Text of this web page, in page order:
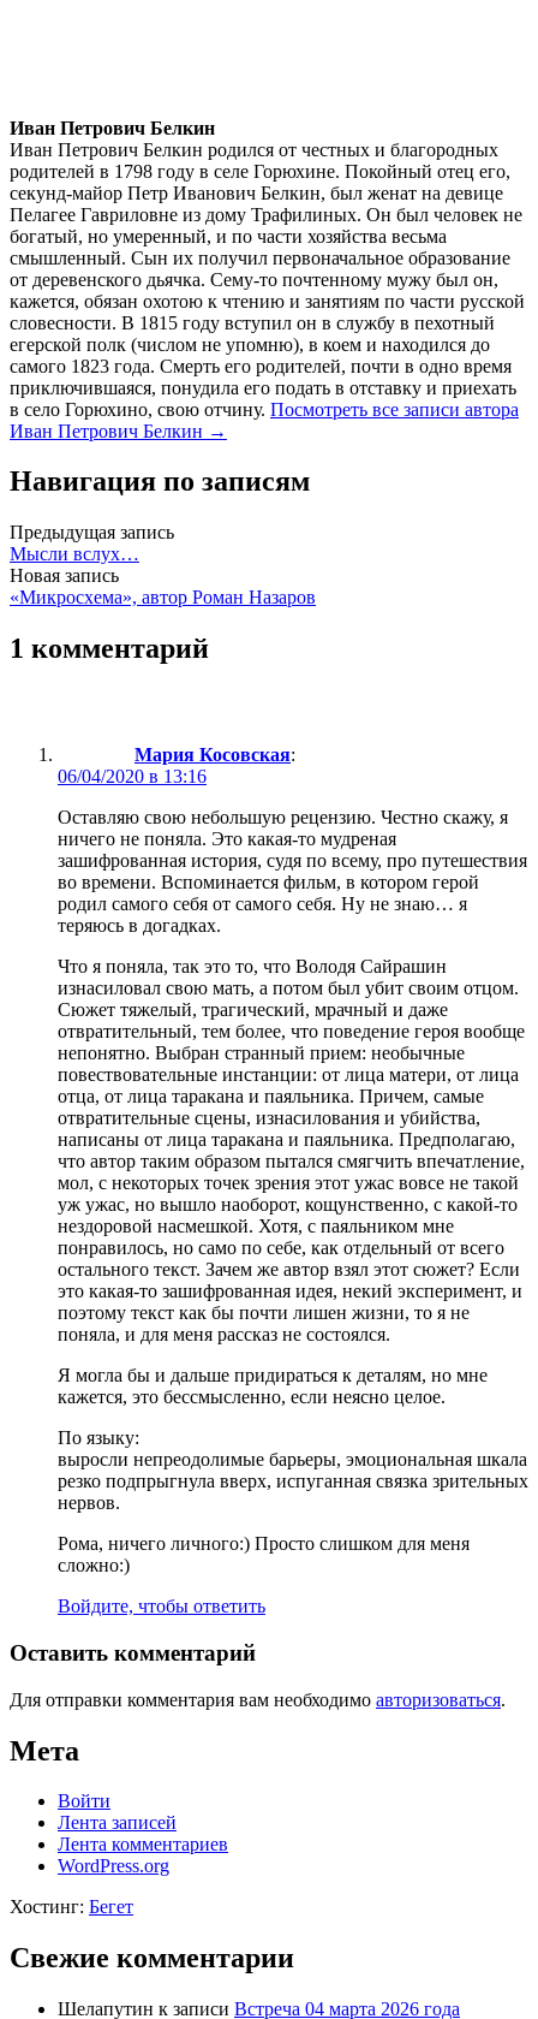
Иван Петрович Белкин
Иван Петрович Белкин родился от честных и благородных
родителей в 1798 году в селе Горюхине. Покойный отец его,
секунд-майор Петр Иванович Белкин, был женат на девице
Пелагее Гавриловне из дому Трафилиных. Он был человек не
богатый, но умеренный, и по части хозяйства весьма
смышленный. Сын их получил первоначальное образование
от деревенского дьячка. Сему-то почтенному мужу был он,
кажется, обязан охотою к чтению и занятиям по части русской
словесности. В 1815 году вступил он в службу в пехотный
егерской полк (числом не упомню), в коем и находился до
самого 1823 года. Смерть его родителей, почти в одно время
приключившаяся, понудила его подать в отставку и приехать
в село Горюхино, свою отчину. Посмотреть все записи автора
Иван Петрович Белкин →
Навигация по записям
Предыдущая запись
Мысли вслух…
Новая запись
«Микросхема», автор Роман Назаров
1 комментарий
Мария Косовская:
06/04/2020 в 13:16
Оставляю свою небольшую рецензию. Честно скажу, я
ничего не поняла. Это какая-то мудреная
зашифрованная история, судя по всему, про путешествия
во времени. Вспоминается фильм, в котором герой
родил самого себя от самого себя. Ну не знаю… я
теряюсь в догадках.
Что я поняла, так это то, что Володя Сайрашин
изнасиловал свою мать, а потом был убит своим отцом.
Сюжет тяжелый, трагический, мрачный и даже
отвратительный, тем более, что поведение героя вообще
непонятно. Выбран странный прием: необычные
повествовательные инстанции: от лица матери, от лица
отца, от лица таракана и паяльника. Причем, самые
отвратительные сцены, изнасилования и убийства,
написаны от лица таракана и паяльника. Предполагаю,
что автор таким образом пытался смягчить впечатление,
мол, с некоторых точек зрения этот ужас вовсе не такой
уж ужас, но вышло наоборот, кощунственно, с какой-то
нездоровой насмешкой. Хотя, с паяльником мне
понравилось, но само по себе, как отдельный от всего
остального текст. Зачем же автор взял этот сюжет? Если
это какая-то зашифрованная идея, некий эксперимент, и
поэтому текст как бы почти лишен жизни, то я не
поняла, и для меня рассказ не состоялся.
Я могла бы и дальше придираться к деталям, но мне
кажется, это бессмысленно, если неясно целое.
По языку:
выросли непреодолимые барьеры, эмоциональная шкала
резко подпрыгнула вверх, испуганная связка зрительных
нервов.
Рома, ничего личного:) Просто слишком для меня
сложно:)
Войдите, чтобы ответить
Оставить комментарий
Для отправки комментария вам необходимо авторизоваться.
Мета
Войти
Лента записей
Лента комментариев
WordPress.org
Хостинг: Бегет
Свежие комментарии
Шелапутин к записи Встреча 04 марта 2026 года